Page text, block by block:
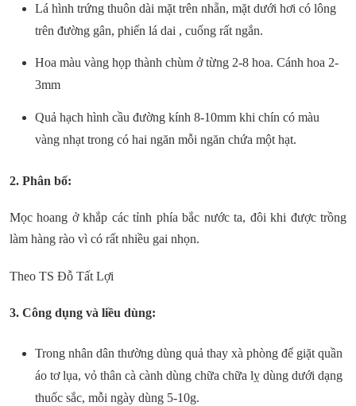
Lá hình trứng thuôn dài mặt trên nhẵn, mặt dưới hơi có lông
trên đường gân, phiến lá dai , cuống rất ngắn.
Hoa màu vàng họp thành chùm ở từng 2-8 hoa. Cánh hoa 2-
3mm
Quả hạch hình cầu đường kính 8-10mm khi chín có màu
vàng nhạt trong có hai ngăn mỗi ngăn chứa một hạt.
2. Phân bố:
Mọc hoang ở khắp các tỉnh phía bắc nước ta, đôi khi được trồng
làm hàng rào vì có rất nhiều gai nhọn.
Theo TS Đỗ Tất Lợi
3. Công dụng và liều dùng:
Trong nhân dân thường dùng quả thay xà phòng để giặt quần
áo tơ lụa, vỏ thân cà cành dùng chữa chữa lỵ dùng dưới dạng
thuốc sắc, mỗi ngày dùng 5-10g.